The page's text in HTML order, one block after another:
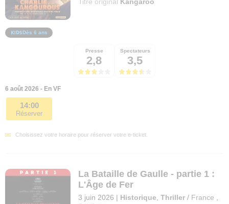
Dès 6 ans
Presse
2,8
Spectateurs
3,5
6 août 2026 - En VF
14:00
Réserver
Choisissez votre horaire pour réserver votre e-ticket.
La Bataille de Gaulle - partie 1 :
L'Âge de Fer
3 juin 2026 | Historique ,Thriller / France